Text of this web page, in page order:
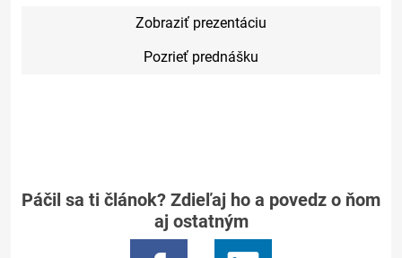
Zobraziť prezentáciu
Pozrieť prednášku
Páčil sa ti článok? Zdieľaj ho a povedz o ňom
aj ostatným